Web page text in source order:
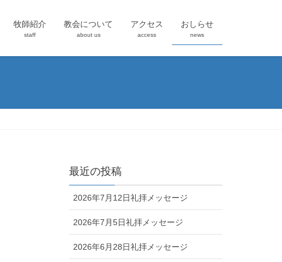
牧師紹介
staff
教会について
about us
アクセス
access
おしらせ
news
最近の投稿
2026年7月12日礼拝メッセージ
2026年7月5日礼拝メッセージ
2026年6月28日礼拝メッセージ